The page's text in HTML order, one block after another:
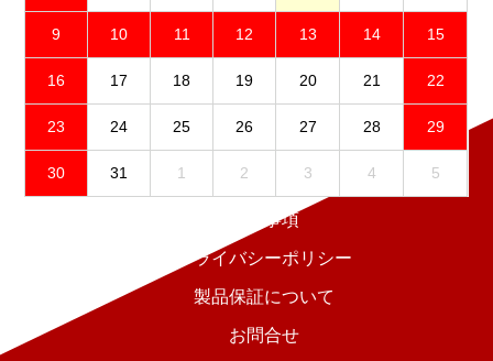
9 10 11 12 13 14 15
16 17 18 19 20 21 22
23 24 25 26 27 28 29
30 31 1 2 3 4 5
免責事項
プライバシーポリシー
製品保証について
お問合せ